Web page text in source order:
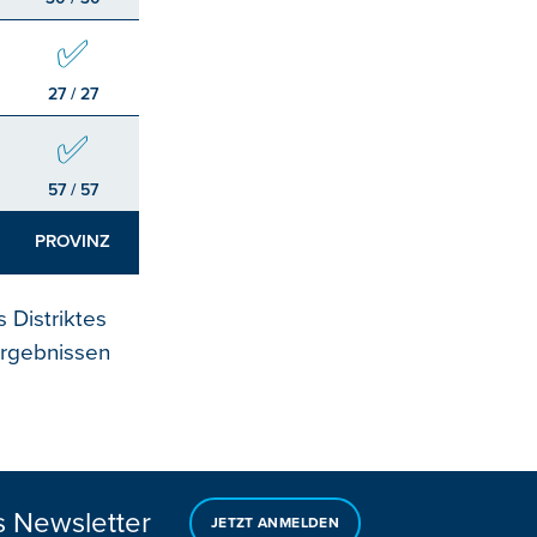
✅
27 / 27
✅
57 / 57
PROVINZ
Distriktes
Newsletter JETZT ANMELDEN